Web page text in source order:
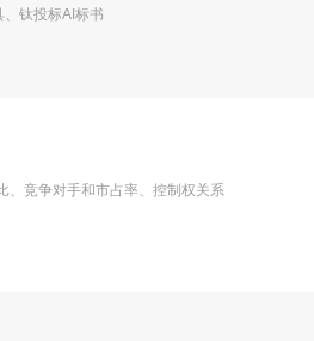
钛投标AI标书
、竞争对手和市占率、控制权关系